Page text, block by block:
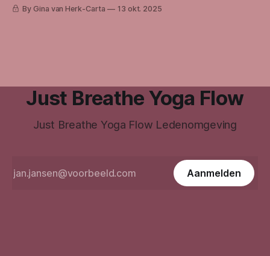
By Gina van Herk-Carta 13 okt. 2025
Just Breathe Yoga Flow
Just Breathe Yoga Flow Ledenomgeving
Aanmelden